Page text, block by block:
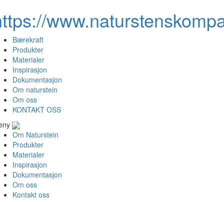
Bærekraft
Produkter
Materialer
Inspirasjon
Dokumentasjon
Om naturstein
Om oss
KONTAKT OSS
Om Naturstein
Produkter
Materialer
Inspirasjon
Dokumentasjon
Om oss
Kontakt oss